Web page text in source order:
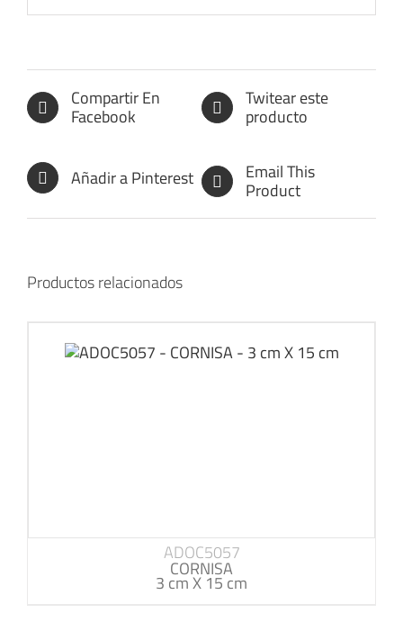
Compartir En
Facebook
Twitear este
producto
Añadir a Pinterest Email This
Product
Productos relacionados
ADOC5057
CORNISA
3 cm X 15 cm